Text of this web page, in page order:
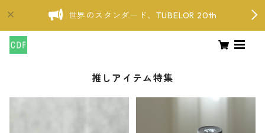
世界のスタンダード、TUBELOR 20th
推しアイテム特集